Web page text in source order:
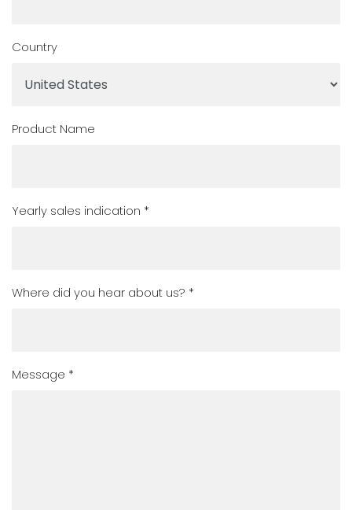
Country
Product Name
Yearly sales indication *
Where did you hear about us? *
Message *